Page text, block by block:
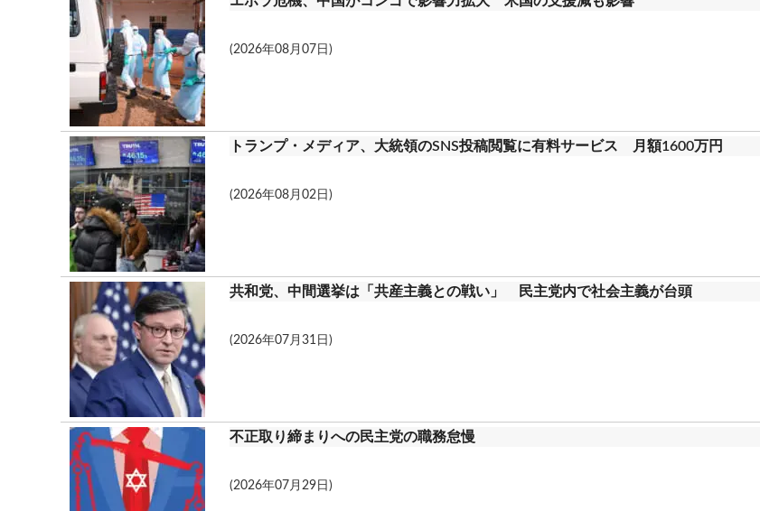
o
k
k.
c
(2026年08月07日)
トランプ・メディア、大統領のSNS投稿閲覧に有料サービス 月額1600万円
(2026年08月02日)
共和党、中間選挙は「共産主義との戦い」 民主党内で社会主義が台頭
(2026年07月31日)
不正取り締まりへの民主党の職務怠慢
(2026年07月29日)